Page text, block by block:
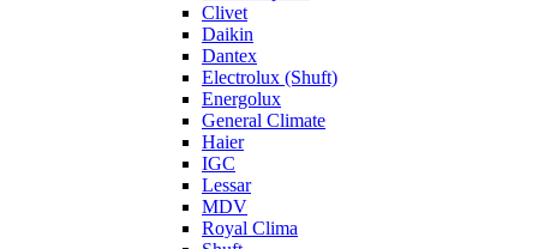
Clivet
Daikin
Dantex
Electrolux (Shuft)
Energolux
General Climate
Haier
IGC
Lessar
MDV
Royal Clima